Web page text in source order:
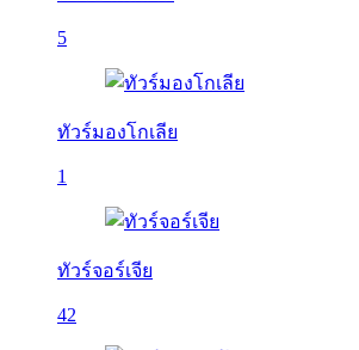
5
ทัวร์มองโกเลีย
1
ทัวร์จอร์เจีย
42